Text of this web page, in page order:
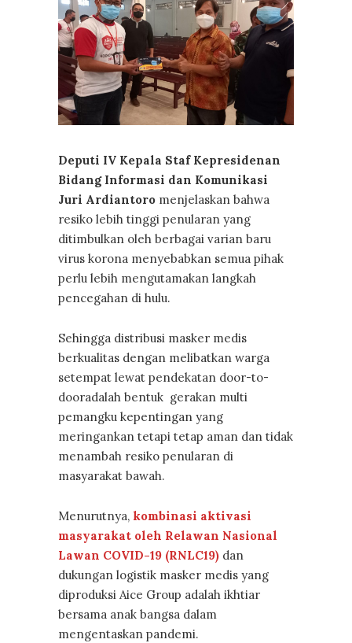
Deputi IV Kepala Staf Kepresidenan
Bidang Informasi dan Komunikasi
Juri Ardiantoro menjelaskan bahwa
resiko lebih tinggi penularan yang
ditimbulkan oleh berbagai varian baru
virus korona menyebabkan semua pihak
perlu lebih mengutamakan langkah
pencegahan di hulu.
Sehingga distribusi masker medis
berkualitas dengan melibatkan warga
setempat lewat pendekatan door-to-
dooradalah bentuk gerakan multi
pemangku kepentingan yang
meringankan tetapi tetap aman dan tidak
menambah resiko penularan di
masyarakat bawah.
Menurutnya, kombinasi aktivasi
masyarakat oleh Relawan Nasional
Lawan COVID-19 (RNLC19) dan
dukungan logistik masker medis yang
diproduksi Aice Group adalah ikhtiar
bersama anak bangsa dalam
mengentaskan pandemi.